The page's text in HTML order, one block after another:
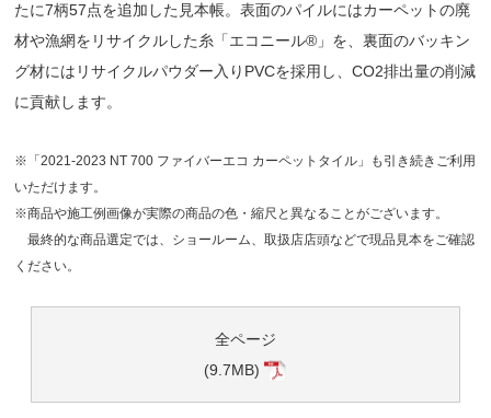
たに7柄57点を追加した見本帳。表面のパイルにはカーペットの廃
材や漁網をリサイクルした糸「エコニール®」を、裏面のバッキン
グ材にはリサイクルパウダー入りPVCを採用し、CO2排出量の削減
に貢献します。
※「2021-2023 NT 700 ファイバーエコ カーペットタイル」も引き続きご利用
いただけます。
※商品や施工例画像が実際の商品の色・縮尺と異なることがございます。
最終的な商品選定では、ショールーム、取扱店店頭などで現品見本をご確認
ください。
全ページ
(9.7MB)